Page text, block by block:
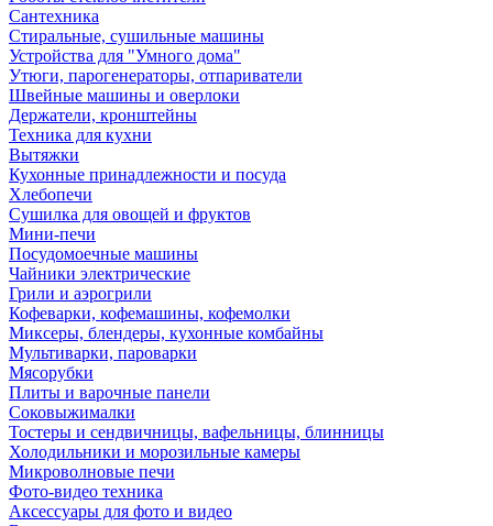
Сантехника
Стиральные, сушильные машины
Устройства для "Умного дома"
Утюги, парогенераторы, отпариватели
Швейные машины и оверлоки
Держатели, кронштейны
Техника для кухни
Вытяжки
Кухонные принадлежности и посуда
Хлебопечи
Сушилка для овощей и фруктов
Мини-печи
Посудомоечные машины
Чайники электрические
Грили и аэрогрили
Кофеварки, кофемашины, кофемолки
Миксеры, блендеры, кухонные комбайны
Мультиварки, пароварки
Мясорубки
Плиты и варочные панели
Соковыжималки
Тостеры и сендвичницы, вафельницы, блинницы
Холодильники и морозильные камеры
Микроволновые печи
Фото-видео техника
Аксессуары для фото и видео